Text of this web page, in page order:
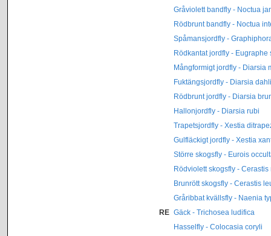
Gråviolett bandfly - Noctua
Rödbrunt bandfly - Noctua
Spåmansjordfly -
Rödkantat jordfly - Eugraphe
Mångformigt jordfly - Diarsia
Fuktängsjordfly - Diarsia
Rödbrunt jordfly - Diarsia
Hallonjordfly - Diarsia rubi
Trapetsjordfly - Xestia
Gulfläckigt jordfly - Xestia
Större skogsfly - Eurois
Rödviolett skogsfly - Cerastis
Brunrött skogsfly - Cerastis
Gråribbat kvällsfly - Naenia
RE Gäck - Trichosea ludifica
Hasselfly - Colocasia coryli